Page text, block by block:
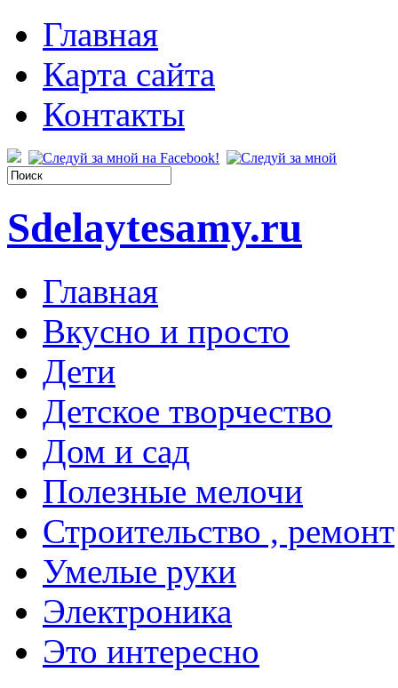
Главная
Карта сайта
Контакты
Sdelaytesamy.ru
Главная
Вкусно и просто
Дети
Детское творчество
Дом и сад
Полезные мелочи
Строительство , ремонт
Умелые руки
Электроника
Это интересно